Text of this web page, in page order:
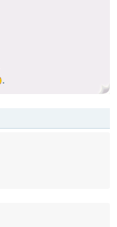
.